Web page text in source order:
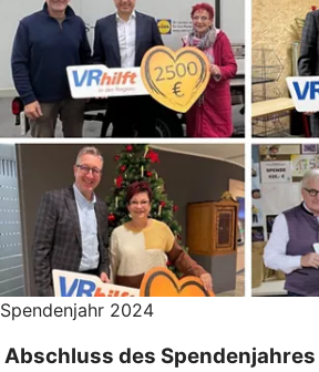
Spendenjahr 2024
Abschluss des